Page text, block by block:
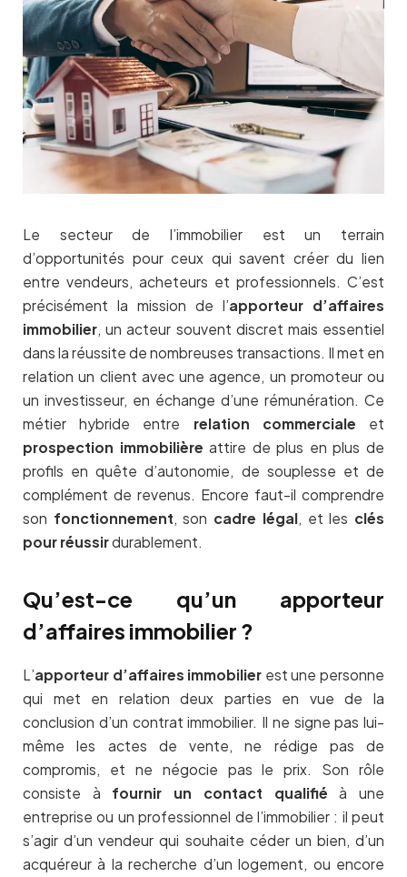
Le secteur de l’immobilier est un terrain
d’opportunités pour ceux qui savent créer du lien
entre vendeurs, acheteurs et professionnels. C’est
précisément la mission de l’apporteur d’affaires
immobilier, un acteur souvent discret mais essentiel
dans la réussite de nombreuses transactions. Il met en
relation un client avec une agence, un promoteur ou
un investisseur, en échange d’une rémunération. Ce
métier hybride entre relation commerciale et
prospection immobilière attire de plus en plus de
profils en quête d’autonomie, de souplesse et de
complément de revenus. Encore faut-il comprendre
son fonctionnement, son cadre légal, et les clés
pour réussirdurablement.
Qu’est-ce qu’un apporteur
d’affaires immobilier ?
L’apporteur d’affaires immobilier est une personne
qui met en relation deux parties en vue de la
conclusion d’un contrat immobilier. Il ne signe pas lui-
même les actes de vente, ne rédige pas de
compromis, et ne négocie pas le prix. Son rôle
consiste à fournir un contact qualifié à une
entreprise ou un professionnel de l’immobilier : il peut
s’agir d’un vendeur qui souhaite céder un bien, d’un
acquéreur à la recherche d’un logement, ou encore